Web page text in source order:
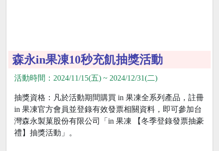
森永in果凍10秒充飢抽獎活動
活動時間：2024/11/15(五) ~ 2024/12/31(二)
抽獎資格：凡於活動期間購買 in 果凍全系列產品，註冊
in 果凍官方會員並登錄有效發票相關資料，即可參加台
灣森永製菓股份有限公司「in 果凍 【冬季登錄發票抽豪
禮】抽獎活動」。